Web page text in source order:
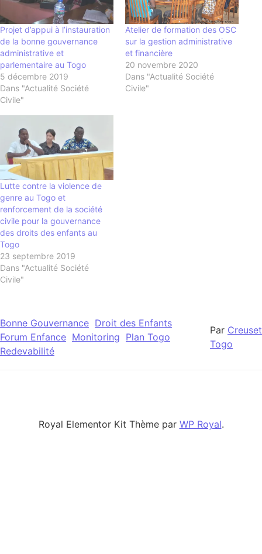
Projet d’appui à l’instauration
de la bonne gouvernance
administrative et
parlementaire au Togo
5 décembre 2019
Dans "Actualité Société
Civile"
Atelier de formation des OSC
sur la gestion administrative
et financière
20 novembre 2020
Dans "Actualité Société
Civile"
Lutte contre la violence de
genre au Togo et
renforcement de la société
civile pour la gouvernance
des droits des enfants au
Togo
23 septembre 2019
Dans "Actualité Société
Civile"
Bonne Gouvernance Droit des Enfants
Forum Enfance Monitoring Plan Togo
Redevabilité
Par Creuset
Togo
Royal Elementor Kit Thème par WP Royal.